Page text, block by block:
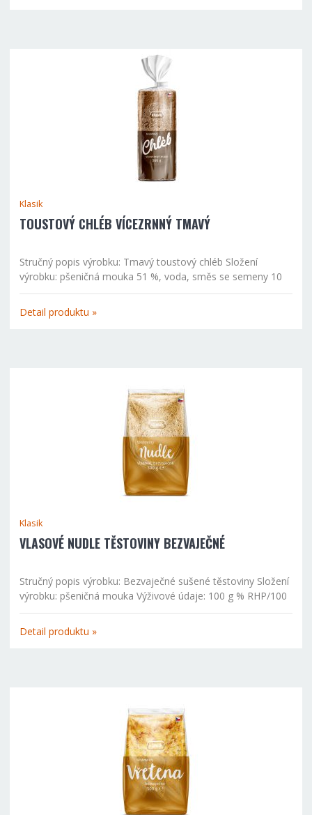
Klasik
TOUSTOVÝ CHLÉB VÍCEZRNNÝ TMAVÝ
Stručný popis výrobku: Tmavý toustový chléb Složení
výrobku: pšeničná mouka 51 %, voda, směs se semeny 10
% (lněná semena, ovesné vločky, žitná celozrnná mouka,
ječná krupice, slunečnicová semena, pražené ječné slady...
Detail produktu »
Klasik
VLASOVÉ NUDLE TĚSTOVINY BEZVAJEČNÉ
Stručný popis výrobku: Bezvaječné sušené těstoviny Složení
výrobku: pšeničná mouka Výživové údaje: 100 g % RHP/100
g energetická hodnota 363 kcal/1540 kJ 18 tuky celkem 1,2 g
1,7 z toho nasycené mastné kyseliny 0,3 g 1,5 sacharidy...
Detail produktu »